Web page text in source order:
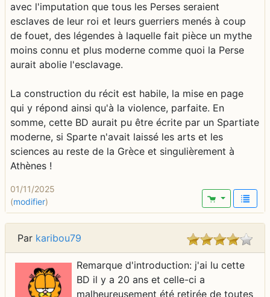
avec l'imputation que tous les Perses seraient
esclaves de leur roi et leurs guerriers menés à coup
de fouet, des légendes à laquelle fait pièce un mythe
moins connu et plus moderne comme quoi la Perse
aurait abolie l'esclavage.
La construction du récit est habile, la mise en page
qui y répond ainsi qu'à la violence, parfaite. En
somme, cette BD aurait pu être écrite par un Spartiate
moderne, si Sparte n'avait laissé les arts et les
sciences au reste de la Grèce et singulièrement à
Athènes !
01/11/2025
(modifier)
Par karibou79
Remarque d'introduction: j'ai lu cette
BD il y a 20 ans et celle-ci a
malheureusement été retirée de toutes